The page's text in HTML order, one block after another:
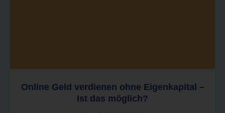
Online Geld verdienen ohne Eigenkapital –
Ist das möglich?